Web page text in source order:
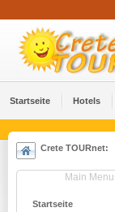
Startseite Hotels
Crete TOURnet:
Main Menu
Startseite